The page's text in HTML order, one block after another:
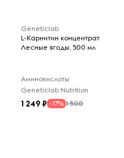
Geneticlab
L-Карнитин концентрат
Лесные ягоды, 500 мл
Аминокислоты
Geneticlab Nutrition
1 249 -17% 1 500